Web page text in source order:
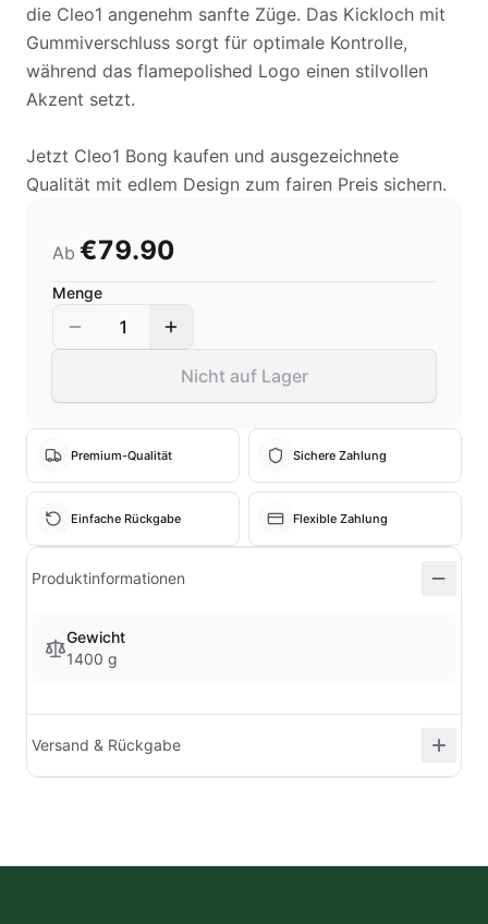
die Cleo1 angenehm sanfte Züge. Das Kickloch mit
Gummiverschluss sorgt für optimale Kontrolle,
während das flamepolished Logo einen stilvollen
Akzent setzt.
Jetzt Cleo1 Bong kaufen und ausgezeichnete
Qualität mit edlem Design zum fairen Preis sichern.
Ab €79.90
Menge
1
Nicht auf Lager
Premium-Qualität Sichere Zahlung
Einfache Rückgabe Flexible Zahlung
Produktinformationen
Gewicht
1400 g
Versand & Rückgabe